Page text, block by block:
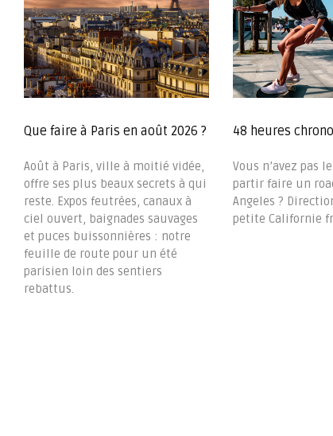
Que faire à Paris en août 2026 ?
Août à Paris, ville à moitié vidée,
offre ses plus beaux secrets à qui
reste. Expos feutrées, canaux à
ciel ouvert, baignades sauvages
et puces buissonnières : notre
feuille de route pour un été
parisien loin des sentiers
rebattus.
48 heures
Vous n’avez pas
partir faire un
Angeles ?
petite Californie